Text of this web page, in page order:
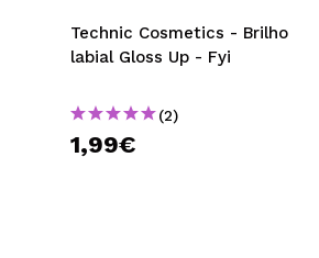
Technic Cosmetics - Brilho
labial Gloss Up - Fyi
(2)
1,99€